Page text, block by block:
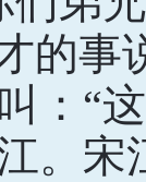
的
：“
。